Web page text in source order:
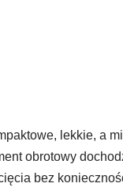
lekkie, a
obrotowy
bez